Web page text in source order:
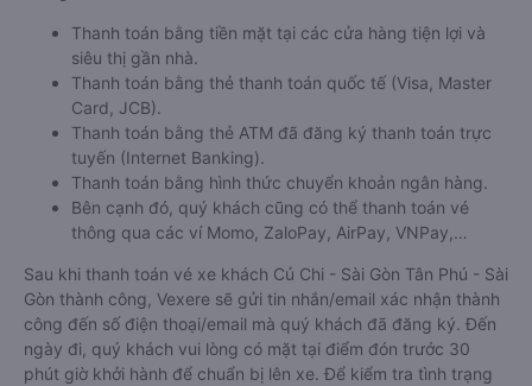
Thanh toán bằng tiền mặt tại các cửa hàng tiện lợi và
siêu thị gần nhà.
Thanh toán bằng thẻ thanh toán quốc tế (Visa, Master
Card, JCB).
Thanh toán bằng thẻ ATM đã đăng ký thanh toán trực
tuyến (Internet Banking).
Thanh toán bằng hình thức chuyển khoản ngân hàng.
Bên cạnh đó, quý khách cũng có thể thanh toán vé
thông qua các ví Momo, ZaloPay, AirPay, VNPay,…
Sau khi thanh toán vé xe khách Củ Chi - Sài Gòn Tân Phú - Sài
Gòn thành công, Vexere sẽ gửi tin nhắn/email xác nhận thành
công đến số điện thoại/email mà quý khách đã đăng ký. Đến
ngày đi, quý khách vui lòng có mặt tại điểm đón trước 30
phút giờ khởi hành để chuẩn bị lên xe. Để kiểm tra tình trạng